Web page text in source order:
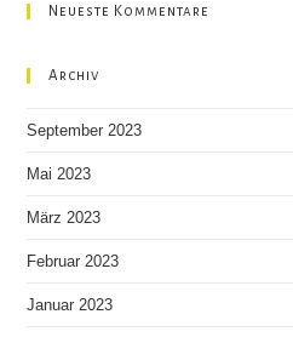
Neueste Kommentare
Archiv
September 2023
Mai 2023
März 2023
Februar 2023
Januar 2023